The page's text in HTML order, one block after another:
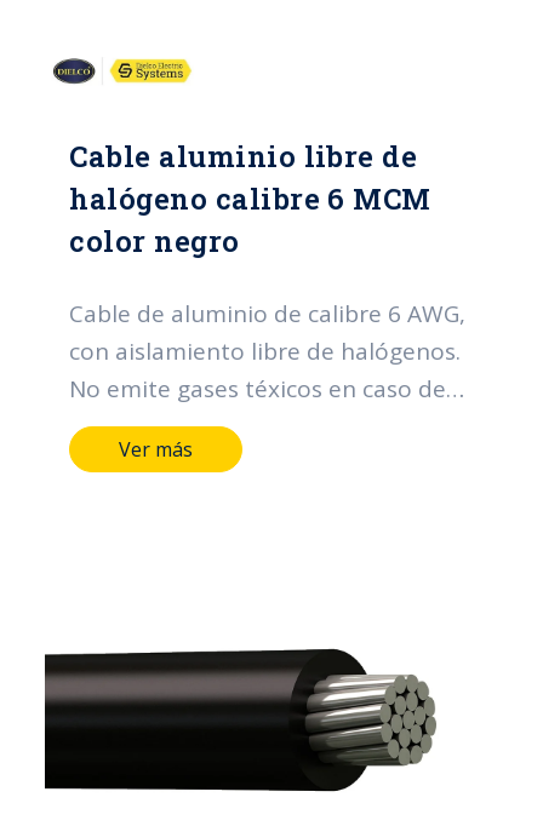
Cable aluminio libre de
halógeno calibre 6 MCM
color negro
Cable de aluminio de calibre 6 AWG,
con aislamiento libre de halógenos.
No emite gases téxicos en caso de
incendio.
Ver más